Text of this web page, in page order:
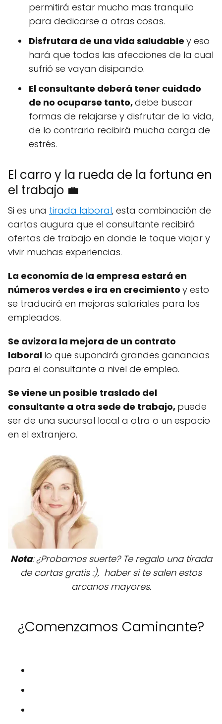
permitirá estar mucho mas tranquilo
para dedicarse a otras cosas.
Disfrutara de una vida saludable y eso
hará que todas las afecciones de la cual
sufrió se vayan disipando.
El consultante deberá tener cuidado
de no ocuparse tanto,debe buscar
formas de relajarse y disfrutar de la vida,
de lo contrario recibirá mucha carga de
estrés.
El carro y la rueda de la fortuna en
el trabajo 💼
Si es una tirada laboral, esta combinación de
cartas augura que el consultante recibirá
ofertas de trabajo en donde le toque viajar y
vivir muchas experiencias.
La economía de la empresa estará en
números verdes e ira en crecimiento y esto
se traducirá en mejoras salariales para los
empleados.
Se avizora la mejora de un contrato
laboral lo que supondrá grandes ganancias
para el consultante a nivel de empleo.
Se viene un posible traslado del
consultante a otra sede de trabajo, puede
ser de una sucursal local a otra o un espacio
en el extranjero.
Nota: ¿Probamos suerte? Te regalo una tirada
de cartas gratis :), haber si te salen estos
arcanos mayores.
¿Comenzamos Caminante?